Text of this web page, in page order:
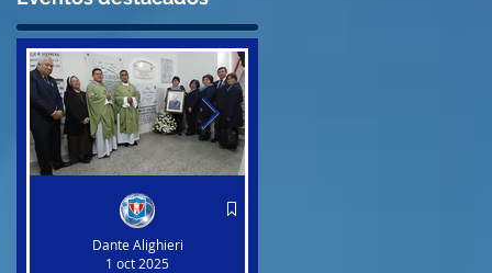
Dante Alighieri
1 oct 2025